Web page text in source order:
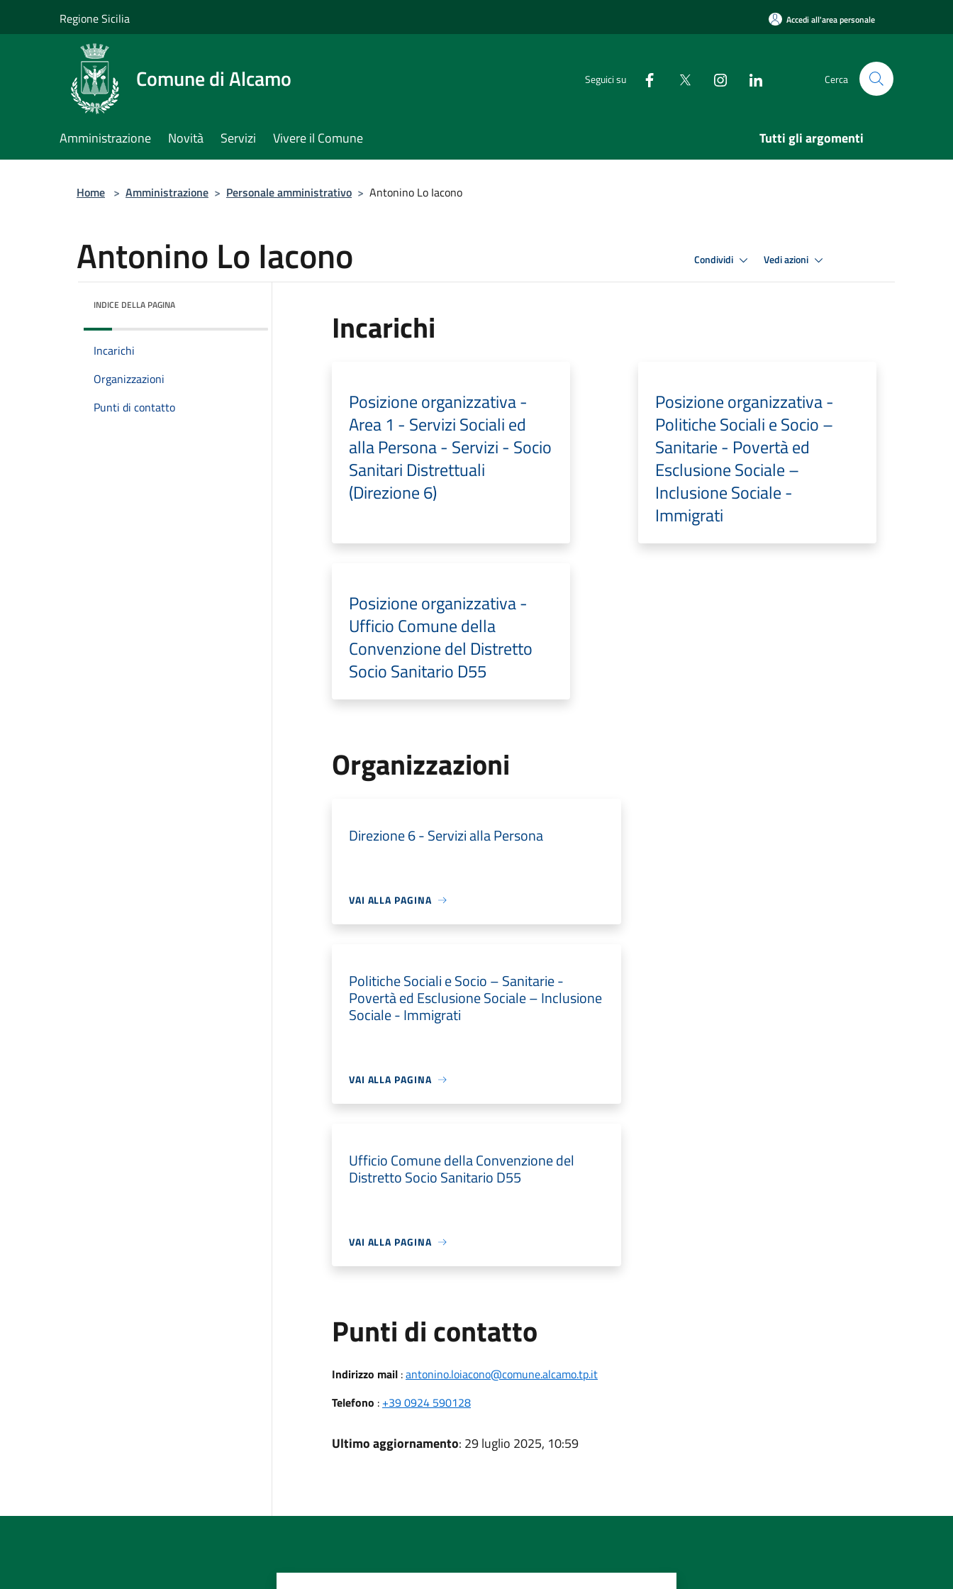
Regione Sicilia Accedi all'area personale
Comune di Alcamo Seguici su Cerca
Amministrazione Novità Servizi Vivere il Comune Tutti gli argomenti
Home > Amministrazione > Personale amministrativo > Antonino Lo Iacono
Antonino Lo Iacono Condividi Vedi azioni
INDICE DELLA PAGINA
Incarichi
Organizzazioni
Punti di contatto
Incarichi
Posizione organizzativa -
Area 1 - Servizi Sociali ed
alla Persona - Servizi - Socio
Sanitari Distrettuali
(Direzione 6)
Posizione organizzativa -
Politiche Sociali e Socio –
Sanitarie - Povertà ed
Esclusione Sociale –
Inclusione Sociale -
Immigrati
Posizione organizzativa -
Ufficio Comune della
Convenzione del Distretto
Socio Sanitario D55
Organizzazioni
Direzione 6 - Servizi alla Persona
VAI ALLA PAGINA
Politiche Sociali e Socio – Sanitarie -
Povertà ed Esclusione Sociale – Inclusione
Sociale - Immigrati
VAI ALLA PAGINA
Ufficio Comune della Convenzione del
Distretto Socio Sanitario D55
VAI ALLA PAGINA
Punti di contatto
Indirizzo mail:antonino.loiacono@comune.alcamo.tp.it
Telefono : +39 0924 590128
Ultimo aggiornamento: 29 luglio 2025, 10:59